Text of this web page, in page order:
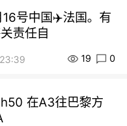
号中国✈️法国。有
责任自
19 0
在A3往巴黎方